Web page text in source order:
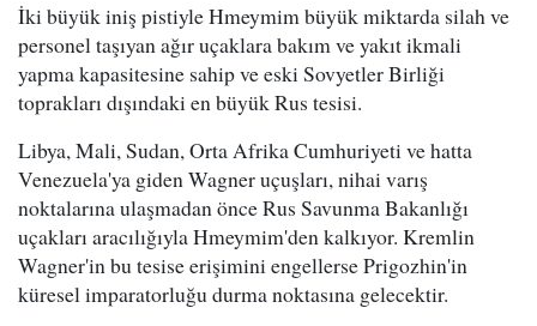
İki büyük iniş pistiyle Hmeymim büyük miktarda silah ve
personel taşıyan ağır uçaklara bakım ve yakıt ikmali
yapma kapasitesine sahip ve eski Sovyetler Birliği
toprakları dışındaki en büyük Rus tesisi.
Libya, Mali, Sudan, Orta Afrika Cumhuriyeti ve hatta
Venezuela'ya giden Wagner uçuşları, nihai varış
noktalarına ulaşmadan önce Rus Savunma Bakanlığı
uçakları aracılığıyla Hmeymim'den kalkıyor. Kremlin
Wagner'in bu tesise erişimini engellerse Prigozhin'in
küresel imparatorluğu durma noktasına gelecektir.